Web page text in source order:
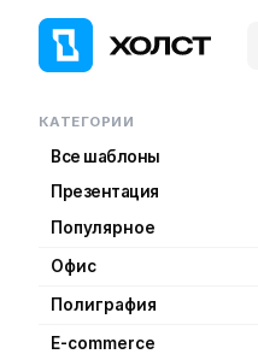
КАТЕГОРИИ
Все шаблоны
Презентация
Популярное
Офис
Полиграфия
E-commerce